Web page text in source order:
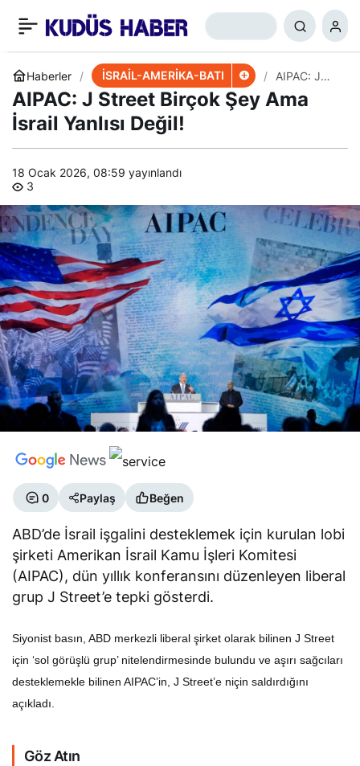
Haberler İSRAİL-AMERİKA-BATI
AIPAC: J
Birçok Şey
AIPAC: J Street Birçok Şey Ama
İsrail Yanlısı Değil!
18 Ocak 2026, 08:59 yayınlandı
3
0 Paylaş Beğen
ABD’de İsrail işgalini desteklemek için kurulan lobi
şirketi Amerikan İsrail Kamu İşleri Komitesi
(AIPAC), dün yıllık konferansını düzenleyen liberal
grup J Street’e tepki gösterdi.
Siyonist basın, ABD merkezli liberal şirket olarak bilinen J Street
için ‘sol görüşlü grup’ nitelendirmesinde bulundu ve aşırı sağcıları
desteklemekle bilinen AIPAC’in, J Street’e niçin saldırdığını
açıkladı.
Göz Atın
ABD İran Temsilcisi:
Önceliğimiz İç
Karışıklıkları
+ 0 Paylaş